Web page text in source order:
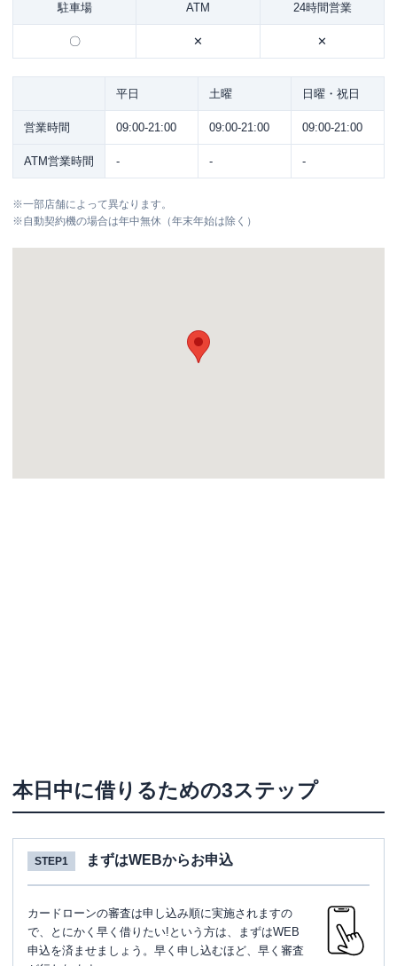
駐車場 ATM 24時間営業
〇 ✕ ✕
平日 土曜 日曜・祝日
営業時間 09:00-21:00 09:00-21:00 09:00-21:00
ATM営業時間 - - -
※一部店舗によって異なります。
※自動契約機の場合は年中無休（年末年始は除く）
本日中に借りるための3ステップ
STEP1 まずはWEBからお申込
カードローンの審査は申し込み順に実施されますの
で、とにかく早く借りたい!という方は、まずはWEB
申込を済ませましょう。早く申し込むほど、早く審査